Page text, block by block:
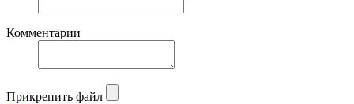
Комментарии
Прикрепить файл